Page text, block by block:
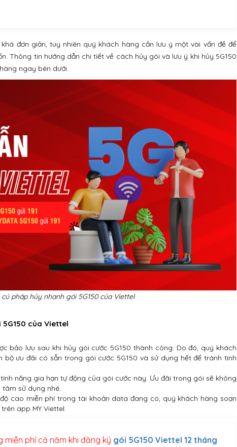
đơn giản, tuy nhiên quý khách hàng cần lưu ý một vài vấn đề để
Thông tin hướng dẫn chi tiết về cách hủy gói và lưu ý khi hủy 5G150
ngay bên dưới.
pháp hủy nhanh gói 5G150 của Viettel
của Viettel
bảo lưu sau khi hủy gói cước 5G150 thành công. Do đó, quý khách
ưu đãi có sẵn trong gói cước 5G150 và sử dụng hết để tránh tình
năng gia hạn tự động của gói cước này. Ưu đãi trong gói sẽ không
sử dụng nhé.
cao miễn phí trong tài khoản data đang có, quý khách hàng soạn
app MY Viettel.
miễn phí cả năm khi đăng ký gói 5G150 Viettel 12 tháng